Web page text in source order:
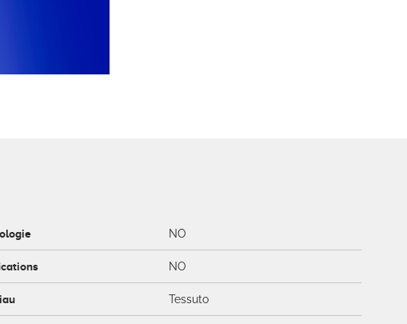
NO
NO
Tessuto